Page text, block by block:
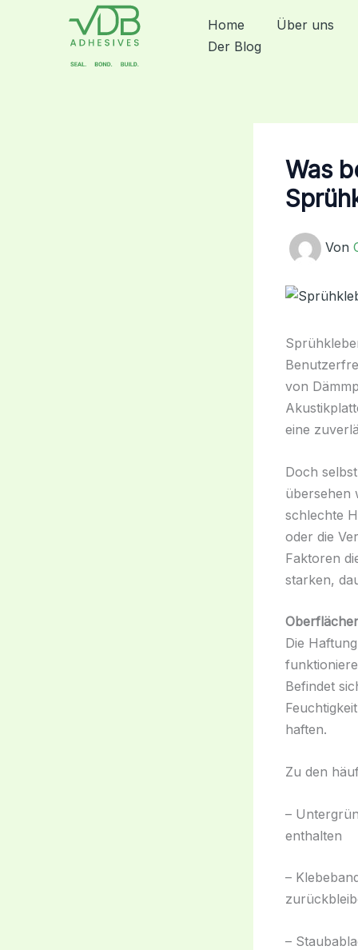
Home
Über uns
Der Blog
Was
Von
von
eine
Doch
übersehen
schlechte
oder die
Faktoren
starken,
Die
Befindet
haften.
Zu den
–
enthalten
–
–